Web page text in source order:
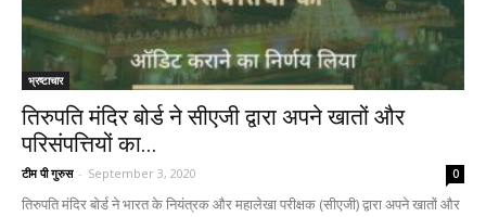
भ्रष्टाचार
तिरुपति मंदिर बोर्ड ने सीएजी द्वारा अपने खातों और
परिसंपत्तियों का...
टीम पी गुरुस - September 3, 2020 0
तिरुपति मंदिर बोर्ड ने भारत के नियंत्रक और महालेखा परीक्षक (सीएजी) द्वारा अपने खातों और